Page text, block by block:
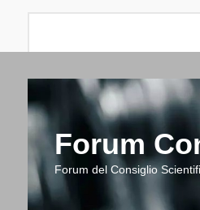
Forum
Forum del Consiglio